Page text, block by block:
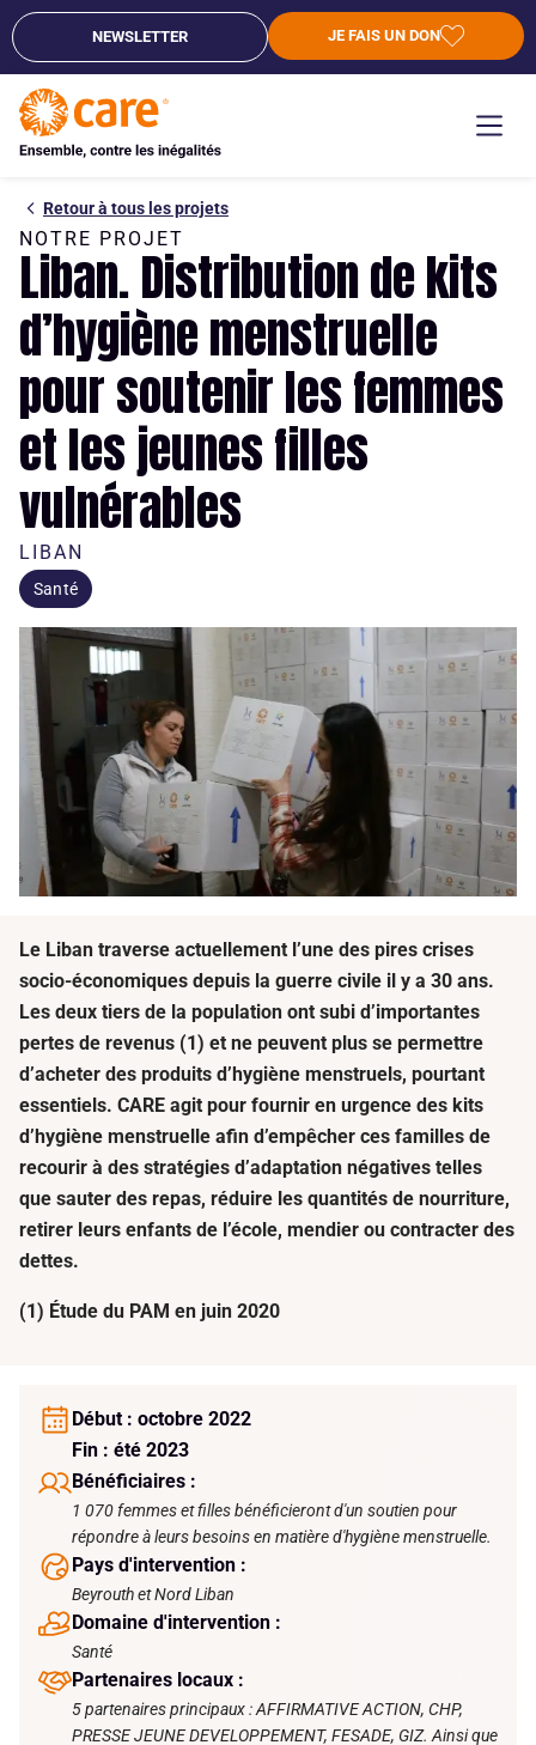
NEWSLETTER JE FAIS UN DON
Retour à tous les projets
NOTRE PROJET
Liban. Distribution de kits
d’hygiène menstruelle
pour soutenir les femmes
et les jeunes filles
vulnérables
LIBAN
Santé
Le Liban traverse actuellement l’une des pires crises
socio-économiques depuis la guerre civile il y a 30 ans.
Les deux tiers de la population ont subi d’importantes
pertes de revenus (1) et ne peuvent plus se permettre
d’acheter des produits d’hygiène menstruels, pourtant
essentiels. CARE agit pour fournir en urgence des kits
d’hygiène menstruelle afin d’empêcher ces familles de
recourir à des stratégies d’adaptation négatives telles
que sauter des repas, réduire les quantités de nourriture,
retirer leurs enfants de l’école, mendier ou contracter des
dettes.
(1) Étude du PAM en juin 2020
Début : octobre 2022
Fin : été 2023
Bénéficiaires :
1 070 femmes et filles bénéficieront d'un soutien pour
répondre à leurs besoins en matière d'hygiène menstruelle.
Pays d'intervention :
Beyrouth et Nord Liban
Domaine d'intervention :
Santé
Partenaires locaux :
5 partenaires principaux : AFFIRMATIVE ACTION, CHP,
PRESSE JEUNE DEVELOPPEMENT, FESADE, GIZ. Ainsi que